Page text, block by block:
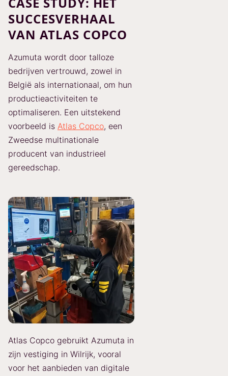
SUCCESVERHAAL
VAN ATLAS COPCO
Azumuta wordt door talloze
bedrijven vertrouwd, zowel in
België als internationaal, om hun
productieactiviteiten te
optimaliseren. Een uitstekend
voorbeeld is Atlas Copco, een
Zweedse multinationale
producent van industrieel
gereedschap.
Atlas Copco gebruikt Azumuta in
zijn vestiging in Wilrijk, vooral
voor het aanbieden van digitale